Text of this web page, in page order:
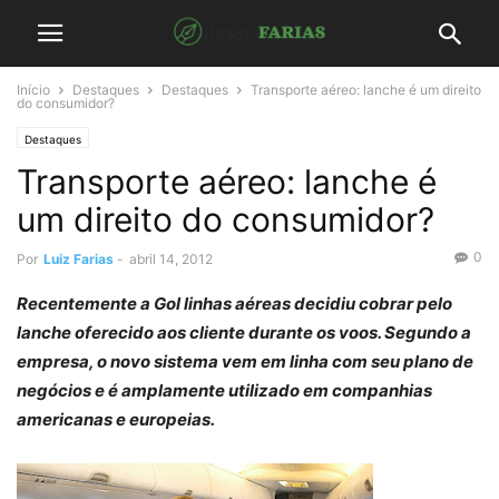
Início Destaques Destaques
Transporte aéreo: lanche é um direito
do consumidor?
Destaques
Transporte aéreo: lanche é
um direito do consumidor?
Por Luiz Farias - abril 14, 2012 0
Recentemente a Gol linhas aéreas decidiu cobrar pelo
lanche oferecido aos cliente durante os voos. Segundo a
empresa, o novo sistema vem em linha com seu plano de
negócios e é amplamente utilizado em companhias
americanas e europeias.